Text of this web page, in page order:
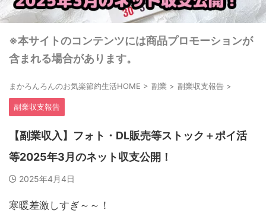
※本サイトのコンテンツには商品プロモーションが
含まれる場合があります。
まかろんろんのお気楽節約生活HOME > 副業 > 副業収支報告 >
副業収支報告
【副業収入】フォト・DL販売等ストック＋ポイ活
等2025年3月のネット収支公開！
2025年4月4日
寒暖差激しすぎ～～！